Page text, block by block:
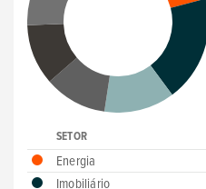
SETOR
Energia
Imobiliário